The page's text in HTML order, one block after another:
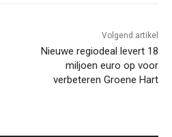
Volgend artikel
Nieuwe regiodeal levert 18
miljoen euro op voor
verbeteren Groene Hart